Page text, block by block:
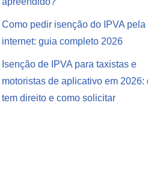
Como pedir isenção do IPVA pela
internet: guia completo 2026
Isenção de IPVA para taxistas e
motoristas de aplicativo em 2026:
tem direito e como solicitar